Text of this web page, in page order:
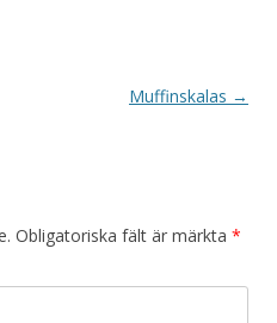
Muffinskalas →
Obligatoriska fält är märkta *